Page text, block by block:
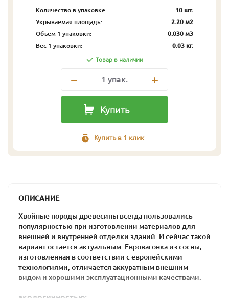
Количество в упаковке:
10 шт.
Укрываемая площадь:
2.20 м2
Объём 1 упаковки:
0.030 м3
Вес 1 упаковки:
0.03 кг.
Товар в наличии
1 упак.
Купить
Купить в 1 клик
ОПИСАНИЕ
Хвойные породы древесины всегда пользовались
популярностью при изготовлении материалов для
внешней и внутренней отделки зданий. И сейчас такой
вариант остается актуальным. Евровагонка из сосны,
изготовленная в соответствии с европейскими
технологиями, отличается аккуратным внешним
видом и хорошими эксплуатационными качествами:
экологичностью;